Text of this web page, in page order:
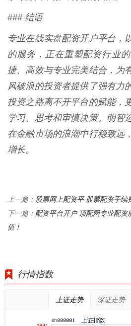
### 结语
专业在线实盘配资开户平台，
的服务，正在重塑配资行业
捷、高效与专业完美结合，为
风破浪的投资者提供了强有力
投资之路离不开平台的赋能，
学习、思考和审慎决策。明智
在金融市场的浪潮中行稳致远
增长。
上一篇： 股票网上配资平 股票配资手续
下一篇： 配资平台开户 顶配网专业配
值！
行情指数
上证走势 深证走势